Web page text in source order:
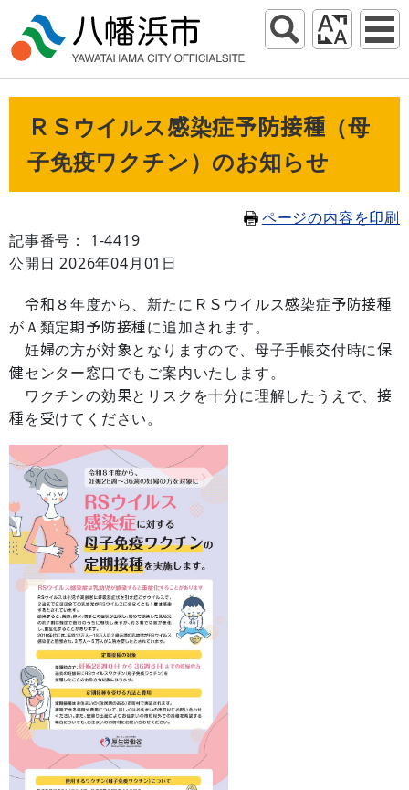
ＲＳウイルス感染症予防接種（母
子免疫ワクチン）のお知らせ
ページの内容を印刷
記事番号： 1-4419
公開日 2026年04月01日
令和８年度から、新たにＲＳウイルス感染症予防接種
がＡ類定期予防接種に追加されます。
妊婦の方が対象となりますので、母子手帳交付時に保
健センター窓口でもご案内いたします。
ワクチンの効果とリスクを十分に理解したうえで、接
種を受けてください。